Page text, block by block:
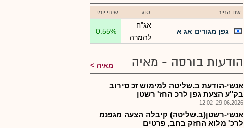
שם הנייר סוג שינוי יומי
גפן מגורים אג א
אג"ח
להמרה
0.55%
הודעות בורסה - מאיה מאיה
אנשי-הודעת ב.שליטה למימוש זכ סירוב
בק"ע הצעת גפן לרכ החז' רשטן
29.06.2026, 12:02
אנשי-רשטן(ב.שליטה) קיבלה הצעה מגפנמ
לרכ' מלוא החזק בחב, פרטים